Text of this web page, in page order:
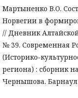
Мартыненко В.О.
Норвегии в
// Дневник
№ 39. Современная
(Историко-
региона) : сборник
Чернышова. Барнаул